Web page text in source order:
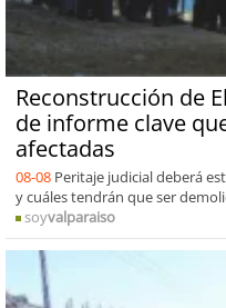
Reconstrucción de
de informe clave
afectadas
08-08 Peritaje judicial deberá
y cuáles tendrán que ser
soyvalparaiso